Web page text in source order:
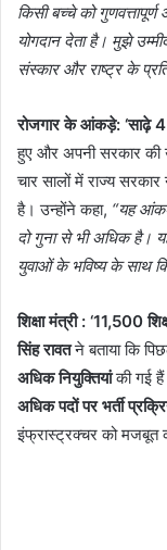
किसी बच्चे को गुणवत्तापूर्ण
योगदान देता है। मुझे
संस्कार और राष्ट्र के
रोजगार के आंकड़े: ‘साढ़े 4
हुए और अपनी सरकार की
चार सालों में राज्य सरकार
है। उन्होंने कहा, “यह
दो गुना से भी अधिक है।
युवाओं के भविष्य के साथ
शिक्षा मंत्री : ‘11,500
सिंह रावतने बताया कि
अधिक नियुक्तियांकी गई
अधिक पदों पर भर्ती
इंफ्रास्ट्रक्चर को मजबूत